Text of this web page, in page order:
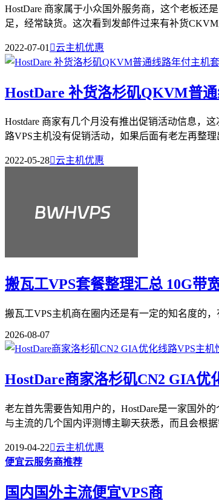
HostDare 商家属于小众国外服务商，这个老板
足，经常缺货。这次看到发邮件过来有补货
2022-07-01 云主机优惠
HostDare 补货洛杉矶QKVM普
Hostdare 商家有几个月没有推出促销活动信息，
路VPS主机没有促销活动，如果后面有老左再整理
2022-05-28云主机优惠
搬瓦工VPS套餐整理汇总 10G带
搬瓦工VPS主机商在圈内还是有一定的知名度的
2026-08-07
HostDare商家洛杉矶CN2 GIA优
老左首先需要告知用户的，HostDare是一家国外
与主流的几个国内评测博主聊天获悉，而且会根
2019-04-22云主机优惠
便宜云服务商推荐
国内国外主流便宜VPS商